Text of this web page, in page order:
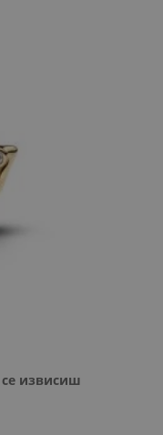
се извисиш